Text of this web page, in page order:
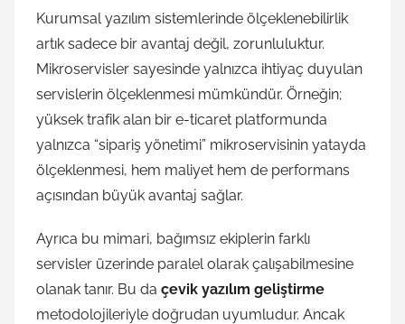
Kurumsal yazılım sistemlerinde ölçeklenebilirlik
artık sadece bir avantaj değil, zorunluluktur.
Mikroservisler sayesinde yalnızca ihtiyaç duyulan
servislerin ölçeklenmesi mümkündür. Örneğin;
yüksek trafik alan bir e-ticaret platformunda
yalnızca “sipariş yönetimi” mikroservisinin yatayda
ölçeklenmesi, hem maliyet hem de performans
açısından büyük avantaj sağlar.
Ayrıca bu mimari, bağımsız ekiplerin farklı
servisler üzerinde paralel olarak çalışabilmesine
olanak tanır. Bu da çevik yazılım geliştirme
metodolojileriyle doğrudan uyumludur. Ancak